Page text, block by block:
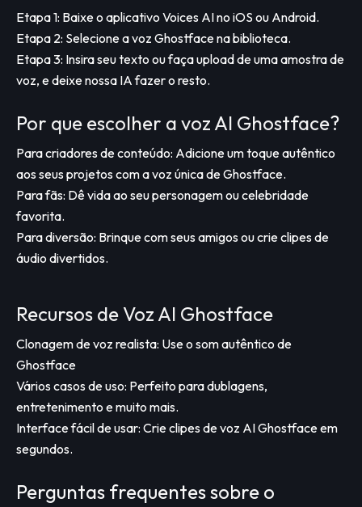
Etapa 1: Baixe o aplicativo Voices AI no iOS ou Android.
Etapa 2: Selecione a voz Ghostface na biblioteca.
Etapa 3: Insira seu texto ou faça upload de uma amostra de
voz, e deixe nossa IA fazer o resto.
Por que escolher a voz AI Ghostface?
Para criadores de conteúdo: Adicione um toque autêntico
aos seus projetos com a voz única de Ghostface.
Para fãs: Dê vida ao seu personagem ou celebridade
favorita.
Para diversão: Brinque com seus amigos ou crie clipes de
áudio divertidos.
Recursos de Voz AI Ghostface
Clonagem de voz realista: Use o som autêntico de
Ghostface
Vários casos de uso: Perfeito para dublagens,
entretenimento e muito mais.
Interface fácil de usar: Crie clipes de voz AI Ghostface em
segundos.
Perguntas frequentes sobre o